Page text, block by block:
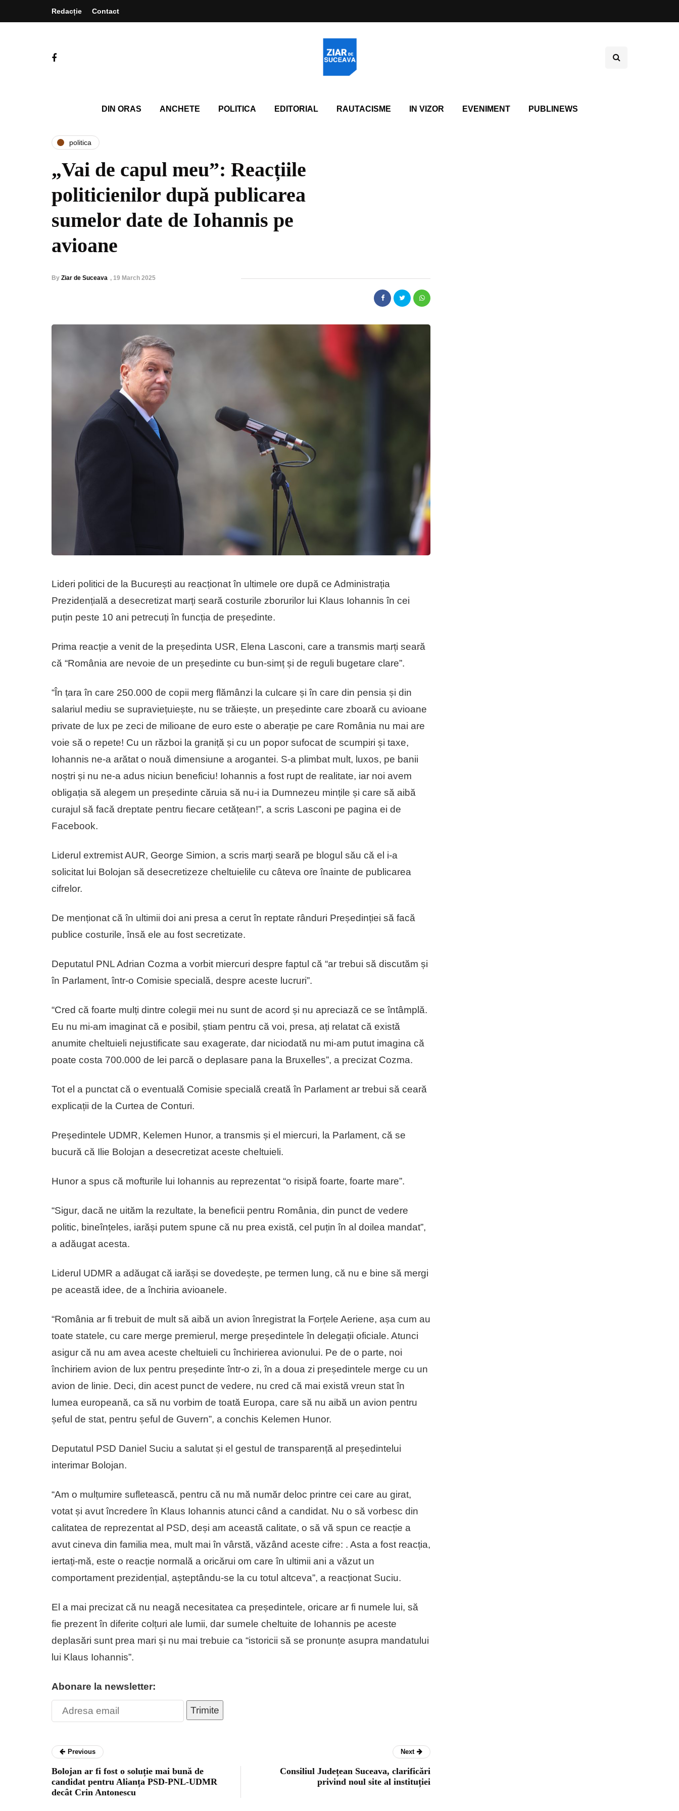
Redacție Contact
DIN ORAS ANCHETE POLITICA EDITORIAL RAUTACISME IN VIZOR EVENIMENT PUBLINEWS
politica
„Vai de capul meu”: Reacțiile
politicienilor după publicarea
sumelor date de Iohannis pe
avioane
By Ziar de Suceava , 19 March 2025
Lideri politici de la București au reacționat în ultimele ore după ce Administrația
Prezidențială a desecretizat marți seară costurile zborurilor lui Klaus Iohannis în cei
puțin peste 10 ani petrecuți în funcția de președinte.
Prima reacție a venit de la președinta USR, Elena Lasconi, care a transmis marți seară
că “România are nevoie de un președinte cu bun-simț și de reguli bugetare clare”.
“În țara în care 250.000 de copii merg flămânzi la culcare și în care din pensia și din
salariul mediu se supraviețuiește, nu se trăiește, un președinte care zboară cu avioane
private de lux pe zeci de milioane de euro este o aberație pe care România nu mai are
voie să o repete! Cu un război la graniță și cu un popor sufocat de scumpiri și taxe,
Iohannis ne-a arătat o nouă dimensiune a arogantei. S-a plimbat mult, luxos, pe banii
noștri și nu ne-a adus niciun beneficiu! Iohannis a fost rupt de realitate, iar noi avem
obligația să alegem un președinte căruia să nu-i ia Dumnezeu mințile și care să aibă
curajul să facă dreptate pentru fiecare cetățean!”, a scris Lasconi pe pagina ei de
Facebook.
Liderul extremist AUR, George Simion, a scris marți seară pe blogul său că el i-a
solicitat lui Bolojan să desecretizeze cheltuielile cu câteva ore înainte de publicarea
cifrelor.
De menționat că în ultimii doi ani presa a cerut în reptate rânduri Președinției să facă
publice costurile, însă ele au fost secretizate.
Deputatul PNL Adrian Cozma a vorbit miercuri despre faptul că “ar trebui să discutăm și
în Parlament, într-o Comisie specială, despre aceste lucruri”.
“Cred că foarte mulți dintre colegii mei nu sunt de acord și nu apreciază ce se întâmplă.
Eu nu mi-am imaginat că e posibil, știam pentru că voi, presa, ați relatat că există
anumite cheltuieli nejustificate sau exagerate, dar niciodată nu mi-am putut imagina că
poate costa 700.000 de lei parcă o deplasare pana la Bruxelles”, a precizat Cozma.
Tot el a punctat că o eventuală Comisie specială creată în Parlament ar trebui să ceară
explicații de la Curtea de Conturi.
Președintele UDMR, Kelemen Hunor, a transmis și el miercuri, la Parlament, că se
bucură că Ilie Bolojan a desecretizat aceste cheltuieli.
Hunor a spus că mofturile lui Iohannis au reprezentat “o risipă foarte, foarte mare”.
“Sigur, dacă ne uităm la rezultate, la beneficii pentru România, din punct de vedere
politic, bineînțeles, iarăși putem spune că nu prea există, cel puțin în al doilea mandat”,
a adăugat acesta.
Liderul UDMR a adăugat că iarăși se dovedește, pe termen lung, că nu e bine să mergi
pe această idee, de a închiria avioanele.
“România ar fi trebuit de mult să aibă un avion înregistrat la Forțele Aeriene, așa cum au
toate statele, cu care merge premierul, merge președintele în delegații oficiale. Atunci
asigur că nu am avea aceste cheltuieli cu închirierea avionului. Pe de o parte, noi
închiriem avion de lux pentru președinte într-o zi, în a doua zi președintele merge cu un
avion de linie. Deci, din acest punct de vedere, nu cred că mai există vreun stat în
lumea europeană, ca să nu vorbim de toată Europa, care să nu aibă un avion pentru
șeful de stat, pentru șeful de Guvern”, a conchis Kelemen Hunor.
Deputatul PSD Daniel Suciu a salutat și el gestul de transparență al președintelui
interimar Bolojan.
“Am o mulțumire sufletească, pentru că nu mă număr deloc printre cei care au girat,
votat și avut încredere în Klaus Iohannis atunci când a candidat. Nu o să vorbesc din
calitatea de reprezentat al PSD, deși am această calitate, o să vă spun ce reacție a
avut cineva din familia mea, mult mai în vârstă, văzând aceste cifre: . Asta a fost reacția,
iertați-mă, este o reacție normală a oricărui om care în ultimii ani a văzut un
comportament prezidențial, așteptându-se la cu totul altceva”, a reacționat Suciu.
El a mai precizat că nu neagă necesitatea ca președintele, oricare ar fi numele lui, să
fie prezent în diferite colțuri ale lumii, dar sumele cheltuite de Iohannis pe aceste
deplasări sunt prea mari și nu mai trebuie ca “istoricii să se pronunțe asupra mandatului
lui Klaus Iohannis”.
Abonare la newsletter:
Trimite
Previous
Bolojan ar fi fost o soluție mai bună de
candidat pentru Alianța PSD-PNL-UDMR
decât Crin Antonescu
Next
Consiliul Județean Suceava, clarificări
privind noul site al instituției